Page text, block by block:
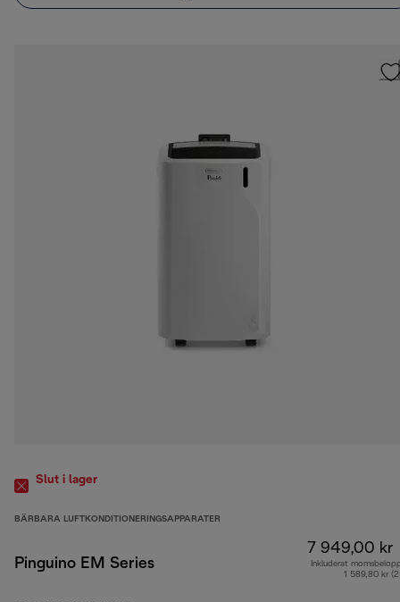
Slut i lager
BÄRBARA LUFTKONDITIONERINGSAPPARATER
Pinguino EM Series
7 949,00 kr
Inkluderat
1 589,80 kr